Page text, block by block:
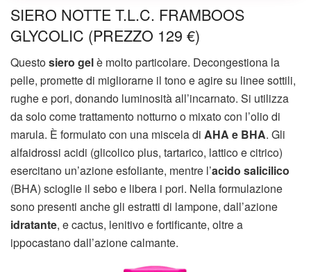
SIERO NOTTE T.L.C. FRAMBOOS
GLYCOLIC (PREZZO 129 €)
Questosiero gelè molto particolare. Decongestiona la
pelle, promette di migliorarne il tono e agire su linee sottili,
rughe e pori, donando luminosità all’incarnato. Si utilizza
da solo come trattamento notturno o mixato con l’olio di
marula. È formulato con una miscela di AHA e BHA. Gli
alfaidrossi acidi (glicolico plus, tartarico, lattico e citrico)
esercitano un’azione esfoliante, mentre l’acido salicilico
(BHA) scioglie il sebo e libera i pori. Nella formulazione
sono presenti anche gli estratti di lampone, dall’azione
idratante, e cactus, lenitivo e fortificante, oltre a
ippocastano dall’azione calmante.